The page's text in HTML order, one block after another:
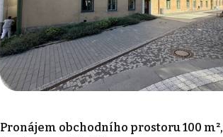
Pronájem obchodního prostoru 100 m²,